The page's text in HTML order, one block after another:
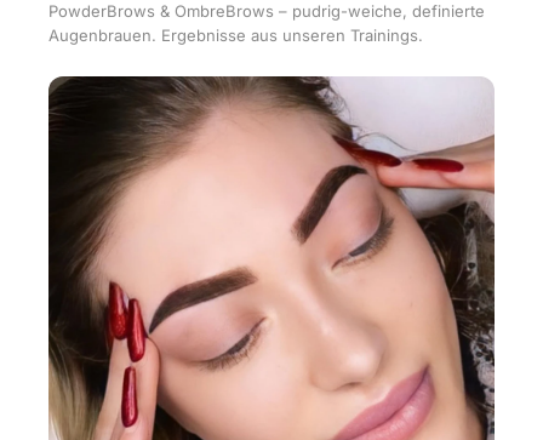
PowderBrows & OmbreBrows – pudrig-weiche, definierte
Augenbrauen. Ergebnisse aus unseren Trainings.